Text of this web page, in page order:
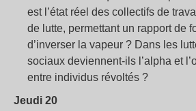
est l’état réel des collectifs de
de lutte, permettant un rapport de
d’inverser la vapeur ? Dans les
sociaux deviennent-ils l’alpha et
entre individus révoltés ?
Jeudi 20